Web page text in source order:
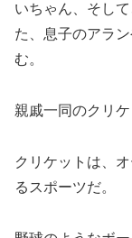
いちゃん、そし
た、息子のアラ
む。
親戚一同のクリケ
クリケットは、
るスポーツだ。